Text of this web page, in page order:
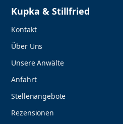
Kupka & Stillfried
Kontakt
Über Uns
Unsere Anwälte
Anfahrt
Stellenangebote
Rezensionen